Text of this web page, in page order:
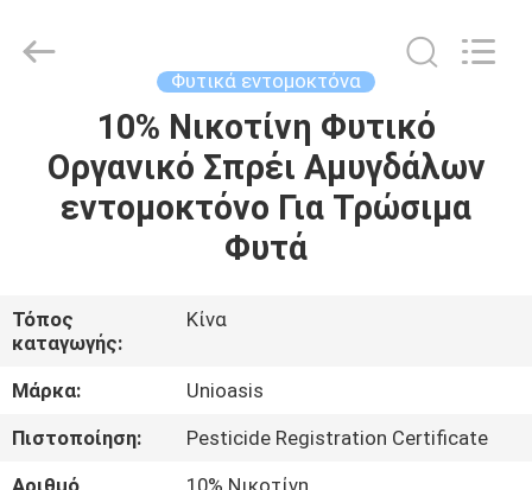
ΠΡΟΪΌΝΤΑ
ΠΕΡΊΠΟΥ
ΕΜΕΊΣ
ΓΎΡΟΣ
Technology
Co.,ltd.
Φυτικά εντομοκτόνα
10% Νικοτίνη Φυτικό
Οργανικό Σπρέι Αμυγδάλων
εντομοκτόνο Για Τρώσιμα
Φυτά
Τόπος
καταγωγής:
Κίνα
Μάρκα:
Unioasis
Πιστοποίηση:
Pesticide Registration Certificate